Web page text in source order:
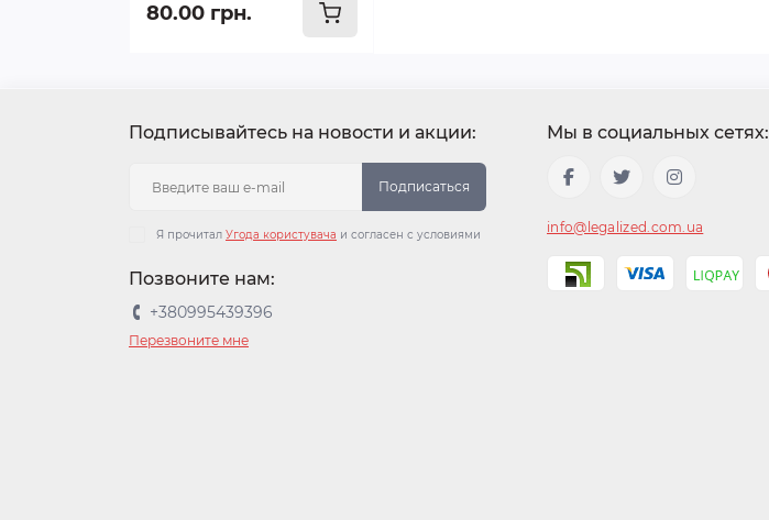
80.00 грн.
Подписывайтесь на новости и акции:
Подписаться
Я прочитал Угода користувача и согласен с условиями
Позвоните нам:
+380995439396
Перезвоните мне
Мы в социальных сетях:
info@legalized.com.ua